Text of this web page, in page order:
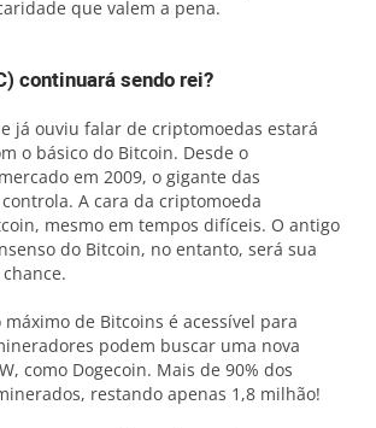
que valem a pena.
continuará sendo rei?
já ouviu falar de criptomoedas estará
o básico do Bitcoin. Desde o
em 2009, o gigante das
A cara da criptomoeda
mesmo em tempos difíceis. O antigo
do Bitcoin, no entanto, será sua
máximo de Bitcoins é acessível para
podem buscar uma nova
como Dogecoin. Mais de 90% dos
restando apenas 1,8 milhão!